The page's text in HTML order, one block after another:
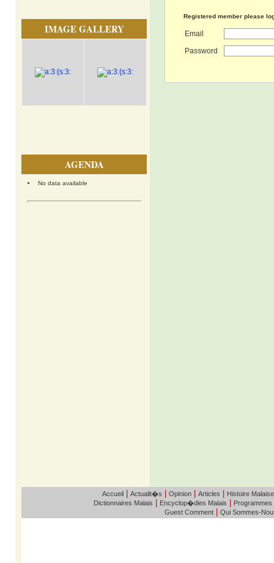
IMAGE GALLERY
AGENDA
No data available
Registered member please
Email
Password
Accueil| Actualit�s Opinion| Articles Histoire Malaise
Dictionnaires Malais Encyclop�dies Malais Programmes
Guest Comment Qui Sommes-